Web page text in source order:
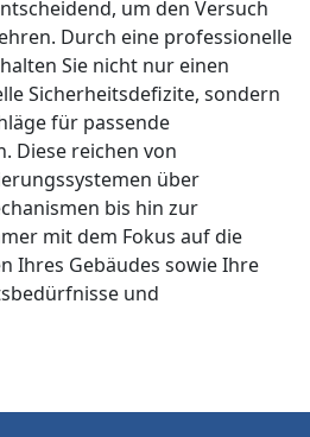
um den Versuch
Durch eine professionelle
Sie nicht nur einen
Sicherheitsdefizite, sondern
für passende
Diese reichen von
über
bis hin zur
mit dem Fokus auf die
Ihres Gebäudes sowie Ihre
und